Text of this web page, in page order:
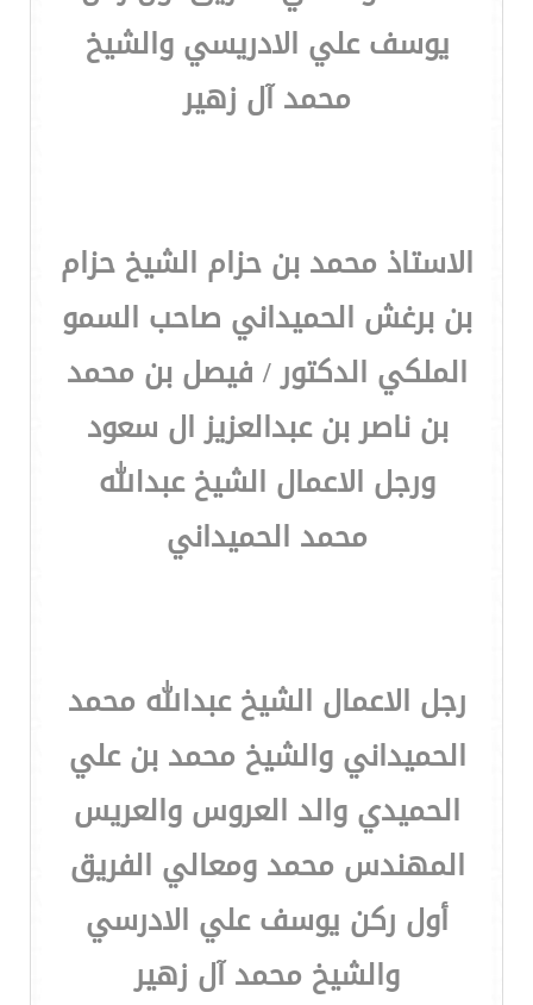
يوسف علي الادريسي والشيخ
محمد آل زهير
الاستاذ محمد بن حزام الشيخ حزام
بن برغش الحميداني صاحب السمو
الملكي الدكتور / فيصل بن محمد
بن ناصر بن عبدالعزيز ال سعود
ورجل الاعمال الشيخ عبدالله
محمد الحميداني
رجل الاعمال الشيخ عبدالله محمد
الحميداني والشيخ محمد بن علي
الحميدي والد العروس والعريس
المهندس محمد ومعالي الفريق
أول ركن يوسف علي الادرسي
والشيخ محمد آل زهير